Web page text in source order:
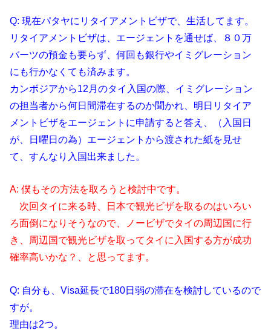
Q: 現在パタヤにリタイアメントビザで、生活してます。
リタイアメントビザは、エージェントを通せば、８０万
バーツの預金も要らず、何回も銀行やイミグレーション
にも行かなくても済みます。
カンボジアから12月のタイ入国の際、イミグレーション
の担当者から何日間滞在するのか聞かれ、明日リタイア
メントビザをエージェントに申請すると答え、（入国日
が、日曜日の為）エージェントから渡された紙を見せ
て、すんなり入国出来ました。
A: 僕もその方法を取ろうと検討中です。
次回タイに来る時、日本で観光ビザを取るのはいろい
ろ面倒になりそうなので、ノービザでタイの周辺国に行
き、周辺国で観光ビザを取ってタイに入国する方が成功
確率高いかな？、と思ってます。
Q: 自分も、Visa延長で180日弱の滞在を検討しているので
すが。
理由は2つ。